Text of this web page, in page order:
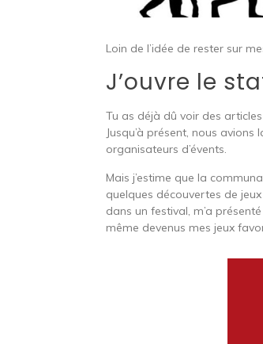
Loin de l’idée de rester sur
J’ouvre le
Tu as déjà dû voir des
Jusqu’à présent, nous
organisateurs d’évents.
Mais j’estime que la
quelques découvertes de
dans un festival, m’a
même devenus mes jeux